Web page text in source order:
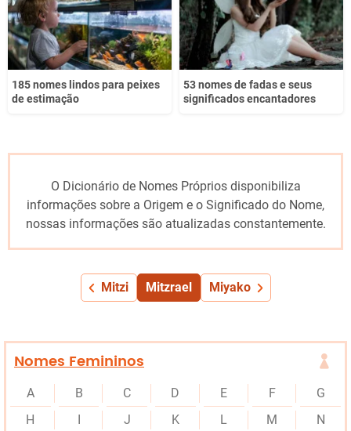
185 nomes lindos para peixes
de estimação
53 nomes de fadas e seus
significados encantadores
O Dicionário de Nomes Próprios disponibiliza
informações sobre a Origem e o Significado do Nome,
nossas informações são atualizadas constantemente.
Mitzi Mitzrael Miyako
Nomes Femininos
A B C D E F
G
H
J K L M
N